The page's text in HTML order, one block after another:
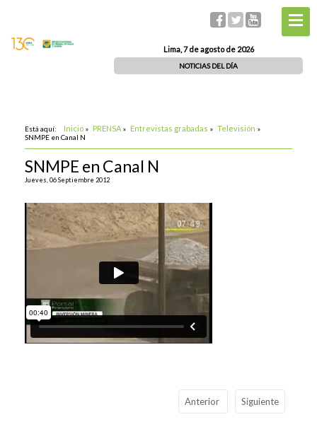
Lima, 7 de agosto de 2026
NOTICIAS DEL DÍA
Está aquí: Inicio » PRENSA » Entrevistas grabadas » Televisión »
SNMPE en Canal N
SNMPE en Canal N
Jueves, 06 Septiembre 2012
Anterior Siguiente